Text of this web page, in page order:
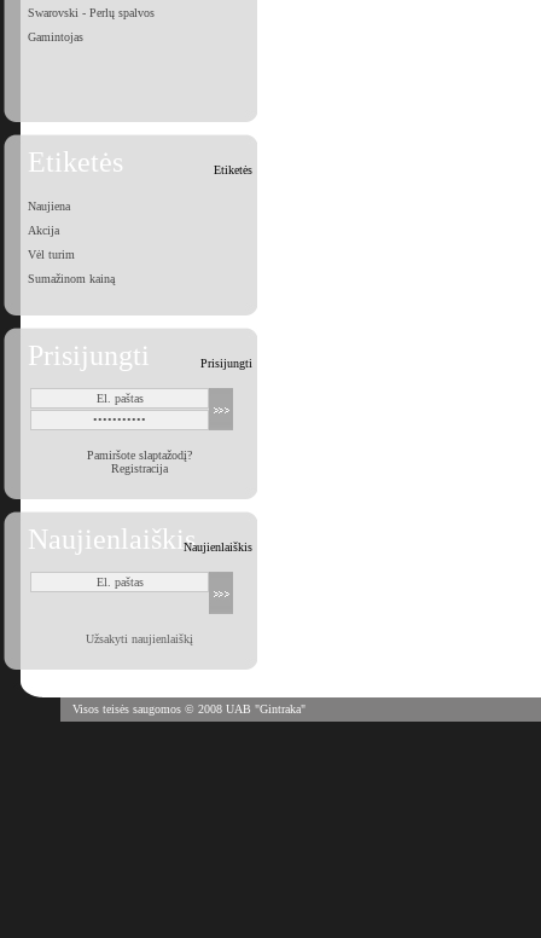
Swarovski - Perlų spalvos
Gamintojas
Etiketės Etiketės
Naujiena
Akcija
Vėl turim
Sumažinom kainą
Prisijungti Prisijungti
Pamiršote slaptažodį?
Registracija
NaujienlaiškisNaujienlaiškis
Užsakyti naujienlaiškį
Visos teisės saugomos © 2008 UAB "Gintraka"